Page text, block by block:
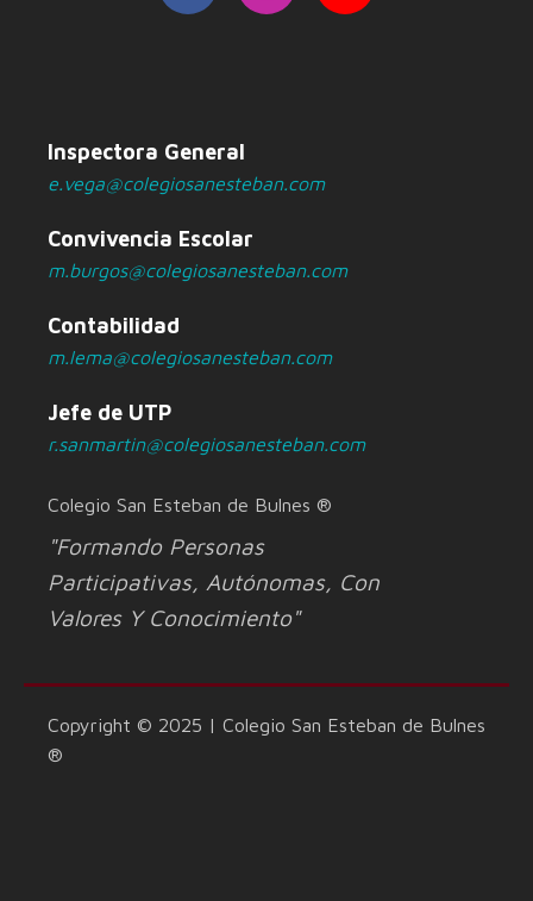
Inspectora General
e.vega@colegiosanesteban.com
Convivencia Escolar
m.burgos@colegiosanesteban.com
Contabilidad
m.lema@colegiosanesteban.com
Jefe de UTP
r.sanmartin@colegiosanesteban.com
Colegio San Esteban de Bulnes ®
"Formando Personas
Participativas, Autónomas, Con
Valores Y Conocimiento"
Copyright © 2025 | Colegio San Esteban de Bulnes
®